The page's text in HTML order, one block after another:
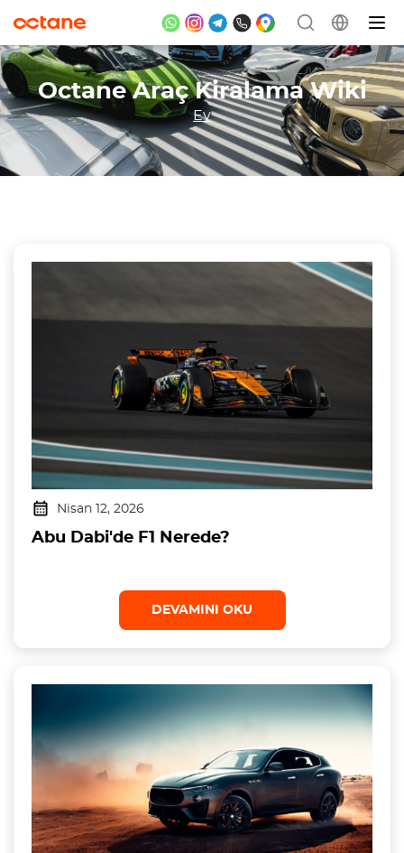
Octane Araç Kiralama Wiki
Ev
Nisan 12, 2026
Abu Dabi'de F1 Nerede?
DEVAMINI OKU